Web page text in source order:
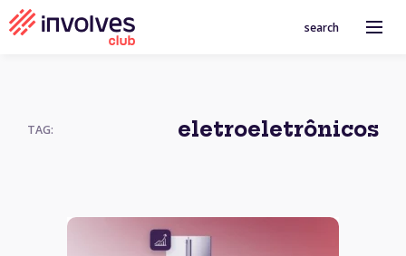
search
TAG: eletroeletrônicos